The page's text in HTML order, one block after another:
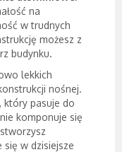
na
w trudnych
możesz z
budynku.
lekkich
nośnej.
który pasuje do
komponuje się
się w dzisiejsze